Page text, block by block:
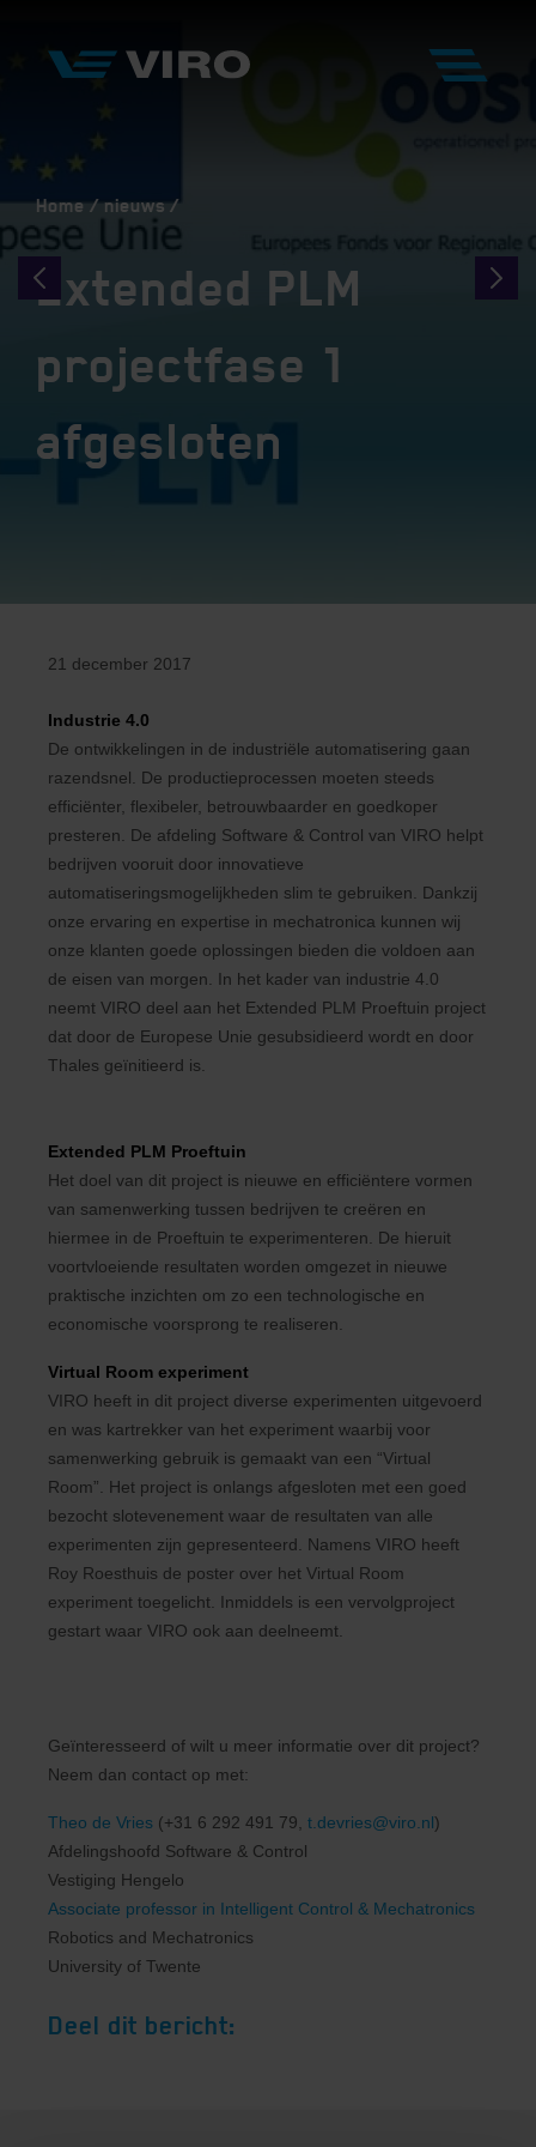
Home nieuws
Extended PLM
projectfase 1
afgesloten
21 december 2017
Industrie 4.0
De ontwikkelingen in de industriële automatisering gaan
razendsnel. De productieprocessen moeten steeds
efficiënter, flexibeler, betrouwbaarder en goedkoper
presteren. De afdeling Software & Control van VIRO helpt
bedrijven vooruit door innovatieve
automatiseringsmogelijkheden slim te gebruiken. Dankzij
onze ervaring en expertise in mechatronica kunnen wij
onze klanten goede oplossingen bieden die voldoen aan
de eisen van morgen. In het kader van industrie 4.0
neemt VIRO deel aan het Extended PLM Proeftuin project
dat door de Europese Unie gesubsidieerd wordt en door
Thales geïnitieerd is.
Extended PLM Proeftuin
Het doel van dit project is nieuwe en efficiëntere vormen
van samenwerking tussen bedrijven te creëren en
hiermee in de Proeftuin te experimenteren. De hieruit
voortvloeiende resultaten worden omgezet in nieuwe
praktische inzichten om zo een technologische en
economische voorsprong te realiseren.
Virtual Room experiment
VIRO heeft in dit project diverse experimenten uitgevoerd
en was kartrekker van het experiment waarbij voor
samenwerking gebruik is gemaakt van een “Virtual
Room”. Het project is onlangs afgesloten met een goed
bezocht slotevenement waar de resultaten van alle
experimenten zijn gepresenteerd. Namens VIRO heeft
Roy Roesthuis de poster over het Virtual Room
experiment toegelicht. Inmiddels is een vervolgproject
gestart waar VIRO ook aan deelneemt.
Geïnteresseerd of wilt u meer informatie over dit project?
Neem dan contact op met:
Theo de Vries (+31 6 292 491 79, t.devries@viro.nl)
Afdelingshoofd Software & Control
Vestiging Hengelo
Associate professor in Intelligent Control & Mechatronics
Robotics and Mechatronics
University of Twente
Deel dit bericht: